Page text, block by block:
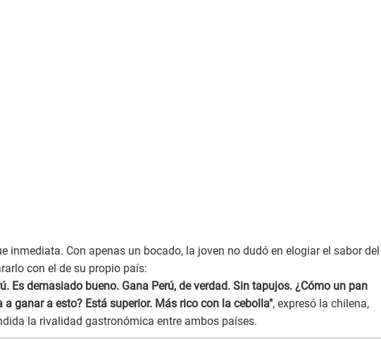
inmediata. Con apenas un bocado, la joven no dudó en elogiar el sabor del
con el de su propio país:
Es demasiado bueno. Gana Perú, de verdad. Sin tapujos. ¿Cómo un pan
a ganar a esto? Está superior. Más rico con la cebolla", expresó la chilena,
la rivalidad gastronómica entre ambos países.